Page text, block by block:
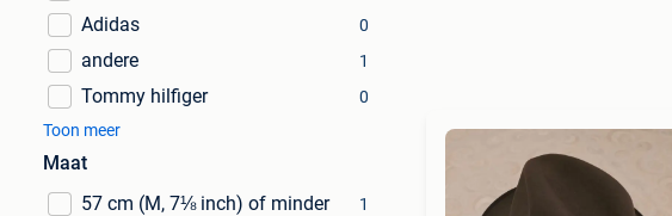
Adidas 0
andere 1
Tommy hilfiger
0
Toon meer
Maat
57 cm (M, 7⅛ inch) of minder
1